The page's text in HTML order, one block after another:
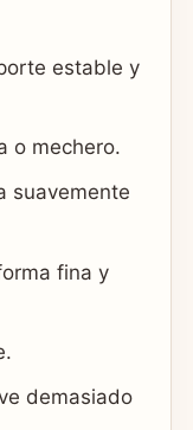
estable y
o mechero.
suavemente
fina y
demasiado